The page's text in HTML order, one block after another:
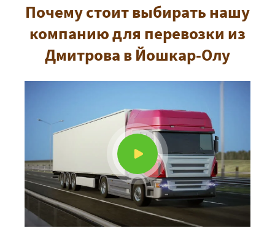
Почему стоит выбирать нашу
компанию для перевозки из
Дмитрова в Йошкар-Олу